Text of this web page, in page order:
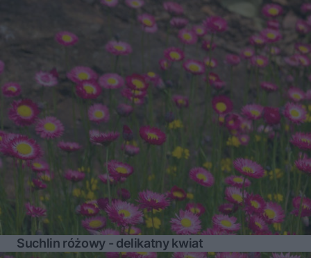
Suchlin różowy - delikatny kwiat